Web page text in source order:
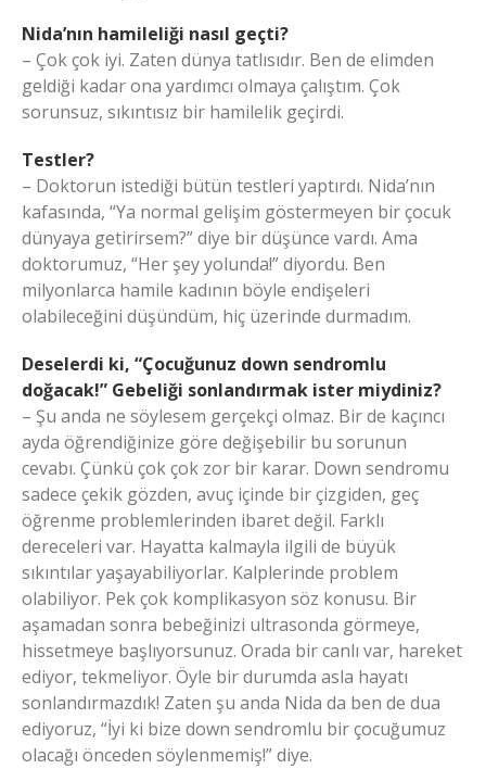
Nida’nın hamileliği nasıl geçti?
– Çok çok iyi. Zaten dünya tatlısıdır. Ben de elimden
geldiği kadar ona yardımcı olmaya çalıştım. Çok
sorunsuz, sıkıntısız bir hamilelik geçirdi.
Testler?
– Doktorun istediği bütün testleri yaptırdı. Nida’nın
kafasında, “Ya normal gelişim göstermeyen bir çocuk
dünyaya getirirsem?” diye bir düşünce vardı. Ama
doktorumuz, “Her şey yolunda!” diyordu. Ben
milyonlarca hamile kadının böyle endişeleri
olabileceğini düşündüm, hiç üzerinde durmadım.
Deselerdi ki, “Çocuğunuz down sendromlu
doğacak!” Gebeliği sonlandırmak ister miydiniz?
– Şu anda ne söylesem gerçekçi olmaz. Bir de kaçıncı
ayda öğrendiğinize göre değişebilir bu sorunun
cevabı. Çünkü çok çok zor bir karar. Down sendromu
sadece çekik gözden, avuç içinde bir çizgiden, geç
öğrenme problemlerinden ibaret değil. Farklı
dereceleri var. Hayatta kalmayla ilgili de büyük
sıkıntılar yaşayabiliyorlar. Kalplerinde problem
olabiliyor. Pek çok komplikasyon söz konusu. Bir
aşamadan sonra bebeğinizi ultrasonda görmeye,
hissetmeye başlıyorsunuz. Orada bir canlı var, hareket
ediyor, tekmeliyor. Öyle bir durumda asla hayatı
sonlandırmazdık! Zaten şu anda Nida da ben de dua
ediyoruz, “İyi ki bize down sendromlu bir çocuğumuz
olacağı önceden söylenmemiş!” diye.